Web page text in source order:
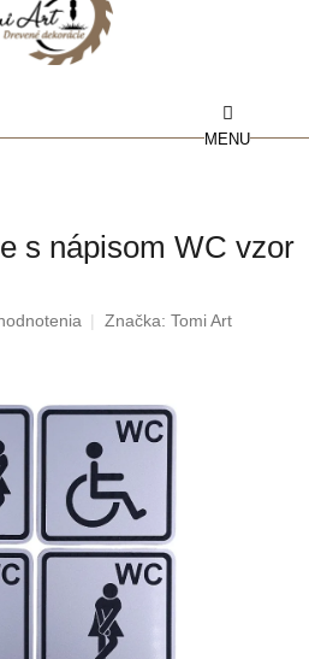
s nápisom WC vzor
Značka: Tomi Art